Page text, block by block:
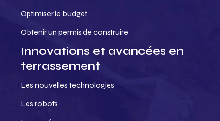
Optimiser le budget
Obtenir un permis de construire
Innovations et avancées en
terrassement
Les nouvelles technologies
Les robots